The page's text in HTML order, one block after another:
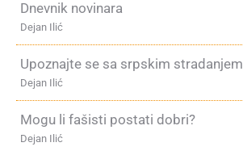
Dnevnik novinara
Dejan Ilić
Upoznajte se sa srpskim stradanjem
Dejan Ilić
Mogu li fašisti postati dobri?
Dejan Ilić